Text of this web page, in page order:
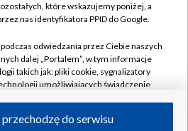
Pomoc
Kontakt
Kanały
które wskazujemy poniżej, a
nas identyfikatora PPID do Google.
odwiedzania przez Ciebie naszych
dalej „Portalem”, w tym informacje
takich jak: pliki cookie, sygnalizatory
umożliwiających świadczenie
do serwisu